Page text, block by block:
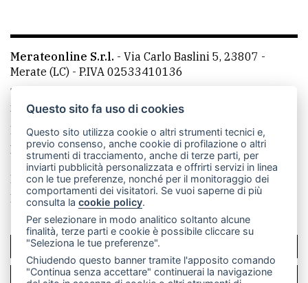
LE
ALTRE
TESTATE
PRIVACY
Privacy
policy
Cookie
policy
Merateonline S.r.l. - Via Carlo Baslini 5, 23807 -
Merate (LC) - P.IVA 02533410136
Telefono:
mail: redazione@leccoonline.com
La redazione
MerateOnline CasateOnline
RSS
Made by VIP
Privacy policy
Cookie policy
Rivedi le tue scelte sui cookie
SCRIVICI
PER LA TUA PUBBLICITÀ
Questo sito fa uso di cookies
Questo sito utilizza cookie o altri strumenti tecnici e,
previo consenso, anche cookie di profilazione o altri
strumenti di tracciamento, anche di terze parti, per
inviarti pubblicità personalizzata e offrirti servizi in linea
con le tue preferenze, nonché per il monitoraggio dei
comportamenti dei visitatori. Se vuoi saperne di più
consulta lacookie policy.
Per selezionare in modo analitico soltanto alcune
finalità, terze parti e cookie è possibile cliccare su
"Seleziona le tue preferenze".
Chiudendo questo banner tramite l'apposito comando
"Continua senza accettare" continuerai la navigazione